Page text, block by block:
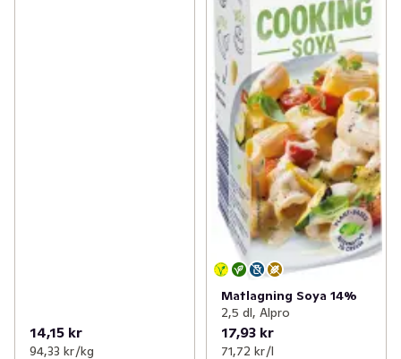
14,15 kr
94,33 kr /kg
Matlagning Soya 14%
2,5 dl, Alpro
17,93 kr
71,72 kr /l